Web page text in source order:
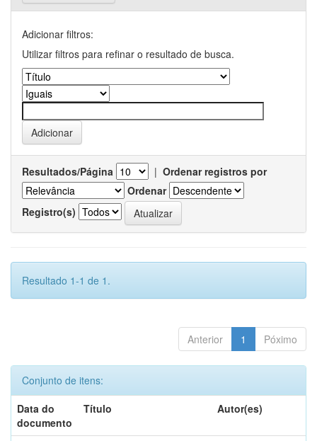
Adicionar filtros:
Utilizar filtros para refinar o resultado de busca.
Resultados/Página | Ordenar registros por
Ordenar
Registro(s)
Resultado 1-1 de 1.
Anterior 1 Póximo
Conjunto de itens:
Data do
documento
Título Autor(es)